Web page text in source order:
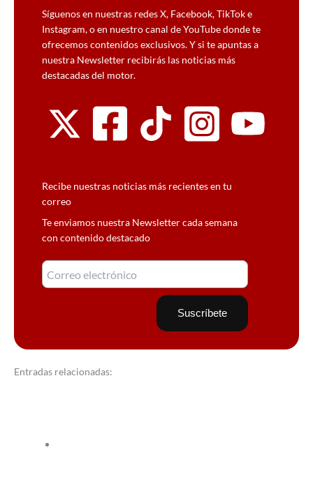
Síguenos en nuestras redes X, Facebook, TikTok e
Instagram, o en nuestro canal de YouTube donde te
ofrecemos contenidos exclusivos. Y si te apuntas a
nuestra Newsletter recibirás las noticias más
destacadas del motor.
Recibe nuestras noticias más recientes en tu
correo
Te enviamos nuestra Newsletter cada semana
con contenido destacado
Entradas relacionadas: